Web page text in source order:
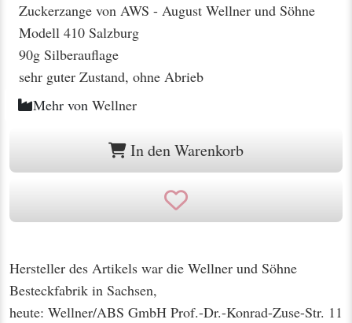
Zuckerzange von AWS - August Wellner und Söhne
Modell 410 Salzburg
90g Silberauflage
sehr guter Zustand, ohne Abrieb
Mehr von Wellner
In den Warenkorb
Hersteller des Artikels war die Wellner und Söhne
Besteckfabrik in Sachsen,
heute: Wellner/ABS GmbH Prof.-Dr.-Konrad-Zuse-Str. 11